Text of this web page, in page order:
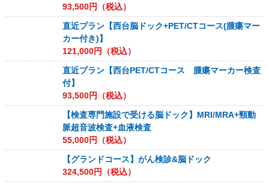
93,500円（税込）
直近プラン【西台脳ドック+PET/CTコース(腫瘍マー
カー付き)】
121,000円（税込）
直近プラン【西台PET/CTコース 腫瘍マーカー検査
付】
93,500円（税込）
【検査専門施設で受ける脳ドック】MRI/MRA+頸動
脈超音波検査+血液検査
55,000円（税込）
【グランドコース】がん検診&脳ドック
324,500円（税込）